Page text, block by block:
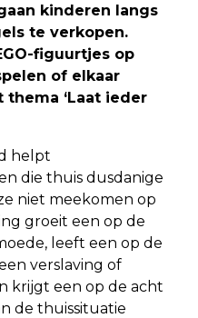
kinderen langs
te verkopen.
figuurtjes op
of elkaar
‘Laat ieder
helpt
die thuis dusdanige
niet meekomen op
groeit een op de
leeft een op de
verslaving of
krijgt een op de acht
de thuissituatie